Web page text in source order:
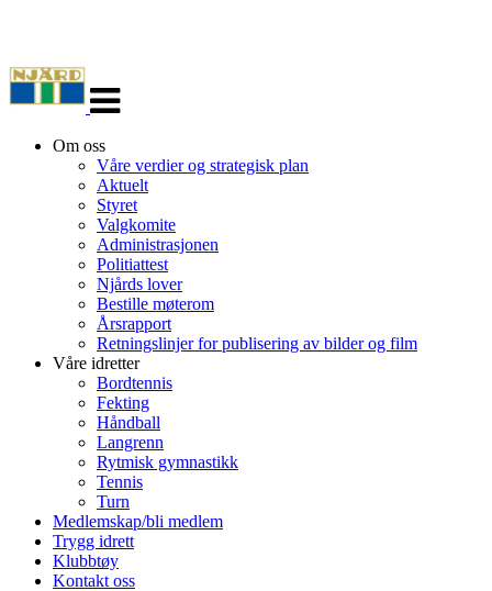
navigasjon
Om oss
Våre verdier og strategisk plan
Aktuelt
Styret
Valgkomite
Administrasjonen
Politiattest
Njårds lover
Bestille møterom
Årsrapport
Retningslinjer for publisering av bilder og film
Våre idretter
Bordtennis
Fekting
Håndball
Langrenn
Rytmisk gymnastikk
Tennis
Turn
Medlemskap/bli medlem
Trygg idrett
Klubbtøy
Kontakt oss